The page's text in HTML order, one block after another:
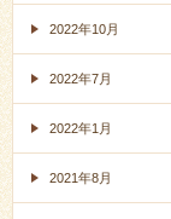
2022年10月
2022年7月
2022年1月
2021年8月